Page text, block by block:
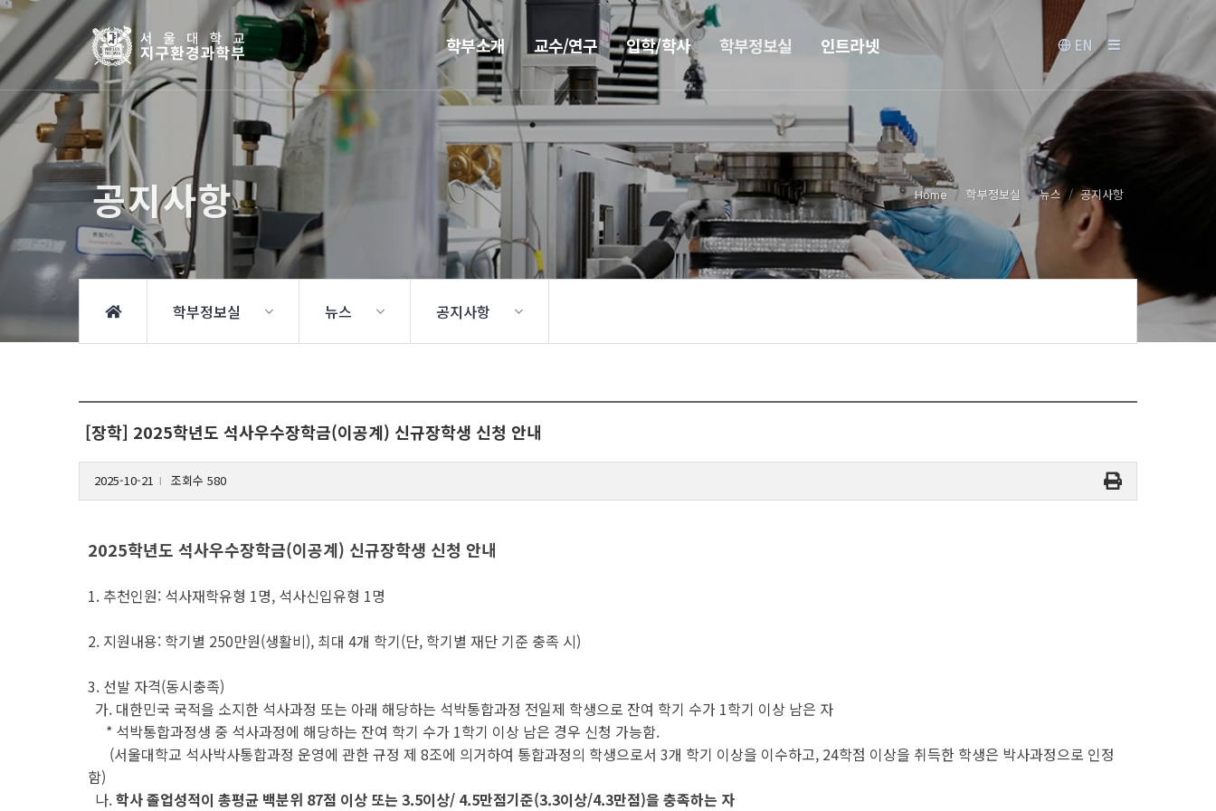
학부소개 교수/연구 입학/학사 학부정보실 인트라넷 EN
공지사항 Home 학부정보실 뉴스 공지사항
학부정보실 뉴스 공지사항
[장학] 2025학년도 석사우수장학금(이공계) 신규장학생 신청 안내
2025-10-21 조회수 580
2025학년도 석사우수장학금(이공계) 신규장학생 신청 안내
1. 추천인원: 석사재학유형 1명, 석사신입유형 1명
2. 지원내용: 학기별 250만원(생활비), 최대 4개 학기(단, 학기별 재단 기준 충족 시)
3. 선발 자격(동시충족)
가. 대한민국 국적을 소지한 석사과정 또는 아래 해당하는 석박통합과정 전일제 학생으로 잔여 학기 수가 1학기 이상 남은 자
* 석박통합과정생 중 석사과정에 해당하는 잔여 학기 수가 1학기 이상 남은 경우 신청 가능함.
(서울대학교 석사박사통합과정 운영에 관한 규정 제 8조에 의거하여 통합과정의 학생으로서 3개 학기 이상을 이수하고, 24학점 이상을 취득한 학생은 박사과정으로 인정
함)
나.학사 졸업성적이 총평균 백분위 87점 이상 또는 3.5이상/ 4.5만점기준(3.3이상/4.3만점)을 충족하는 자